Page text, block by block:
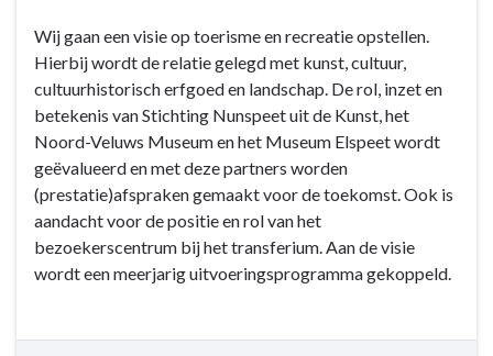
Programma
Sport,
cultuur,
recreatie
openbaar
groen
naar
navigatie
Programma
Sport,
cultuur,
recreatie
openbaar
Wij gaan een visie op toerisme en recreatie opstellen.
Hierbij wordt de relatie gelegd met kunst, cultuur,
cultuurhistorisch erfgoed en landschap. De rol, inzet en
betekenis van Stichting Nunspeet uit de Kunst, het
Noord-Veluws Museum en het Museum Elspeet wordt
geëvalueerd en met deze partners worden
(prestatie)afspraken gemaakt voor de toekomst. Ook is
aandacht voor de positie en rol van het
bezoekerscentrum bij het transferium. Aan de visie
wordt een meerjarig uitvoeringsprogramma gekoppeld.